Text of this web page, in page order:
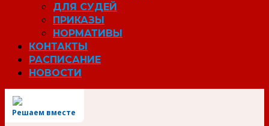
ДЛЯ СУДЕЙ
ПРИКАЗЫ
НОРМАТИВЫ
КОНТАКТЫ
РАСПИСАНИЕ
НОВОСТИ
Решаем вместе